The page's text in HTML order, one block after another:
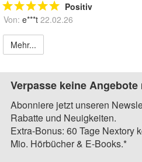
Positiv
Von: e***t 22.02.26
Mehr...
Verpasse keine Angebote
Abonniere jetzt unseren
Rabatte und Neuigkeiten.
Extra-Bonus: 60 Tage Nextory
Mio. Hörbücher & E-Books.*